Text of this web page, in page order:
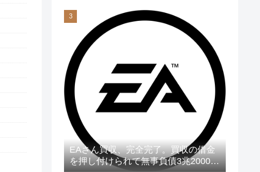
EAさん買収、完全完了。買収の借金
を押し付けられて無事負債3兆2000億